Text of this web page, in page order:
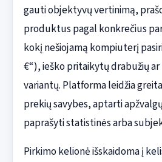
gauti objektyvų vertinimą,
produktus pagal konkrečius
kokį nešiojamą kompiuterį
€“), ieško pritaikytų drabužių
variantų. Platforma leidžia
prekių savybes, aptarti
paprašyti statistinės arba
Pirkimo kelionė išskaidoma į